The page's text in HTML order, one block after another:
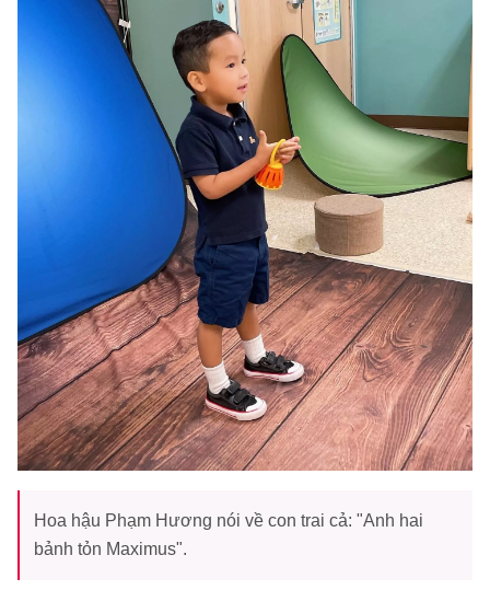
Hoa hậu Phạm Hương nói về con trai cả: "Anh hai
bảnh tỏn Maximus".